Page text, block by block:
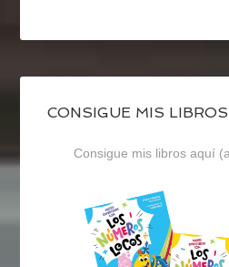
CONSIGUE MIS LIBROS
Consigue mis libros aquí